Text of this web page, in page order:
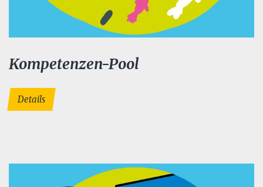
Kompetenzen-Pool
Details